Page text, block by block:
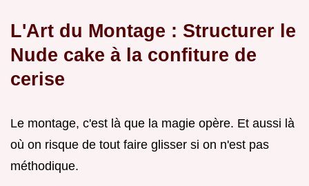
L'Art du Montage : Structurer le
Nude cake à la confiture de
cerise
Le montage, c'est là que la magie opère. Et aussi là
où on risque de tout faire glisser si on n'est pas
méthodique.